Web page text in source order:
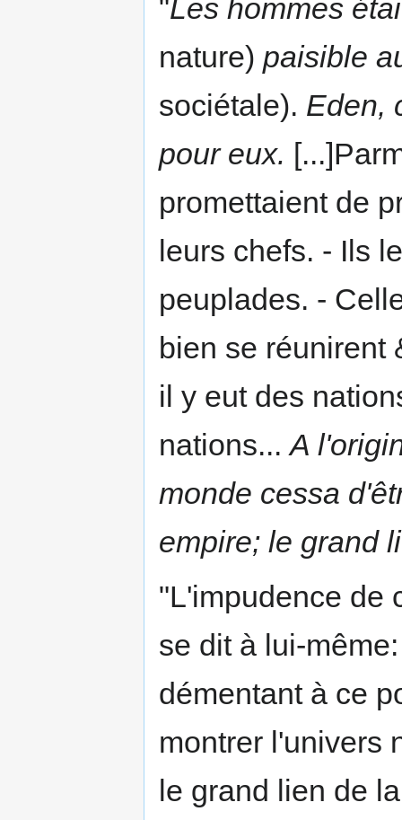
"Les hommes
nature) paisible
sociétale). Eden,
pour eux.
promettaient de
leurs chefs. - Ils
peuplades. -
bien se réunirent
il y eut des
nations...A
monde cessa
empire; le grand
"L'impudence de
se dit à lui-
démentant à ce
montrer l'univers
le grand lien de